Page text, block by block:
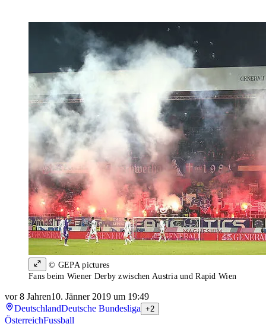
© GEPA pictures
Fans beim Wiener Derby zwischen Austria und Rapid Wien
vor 8 Jahren10. Jänner 2019 um 19:49
DeutschlandDeutsche Bundesliga +2
ÖsterreichFussball